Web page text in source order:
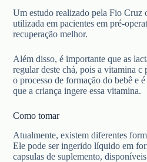
Um estudo realizado pela Fio Cruz
utilizada em pacientes em pré-
recuperação melhor.
Além disso, é importante que as
regular deste chá, pois a vitamina c
o processo de formação do bebê e
que a criança ingere essa vitamina.
Como tomar
Atualmente, existem diferentes
Ele pode ser ingerido líquido em
capsulas de suplemento,